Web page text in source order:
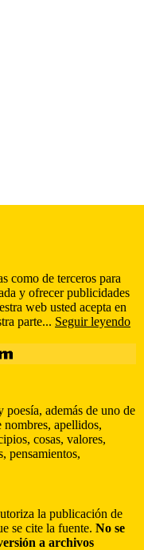
como de terceros para
y ofrecer publicidades
web usted acepta en
parte... Seguir leyendo
poesía, además de uno de
nombres, apellidos,
cosas, valores,
pensamientos,
la publicación de
se cite la fuente. No se
a archivos